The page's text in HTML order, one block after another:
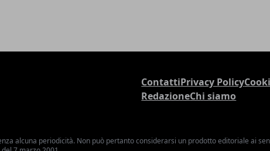
ContattiPrivacy Policy
RedazioneChi siamo
alcuna periodicità. Non può pertanto considerarsi un prodotto editoriale ai